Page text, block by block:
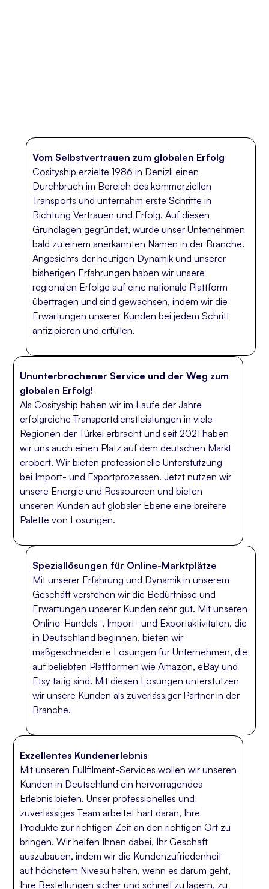
Vom Selbstvertrauen zum globalen Erfolg
Cosityship erzielte 1986 in Denizli einen
Durchbruch im Bereich des kommerziellen
Transports und unternahm erste Schritte in
Richtung Vertrauen und Erfolg. Auf diesen
Grundlagen gegründet, wurde unser Unternehmen
bald zu einem anerkannten Namen in der Branche.
Angesichts der heutigen Dynamik und unserer
bisherigen Erfahrungen haben wir unsere
regionalen Erfolge auf eine nationale Plattform
übertragen und sind gewachsen, indem wir die
Erwartungen unserer Kunden bei jedem Schritt
antizipieren und erfüllen.
Ununterbrochener Service und der Weg zum
globalen Erfolg!
Als Cosityship haben wir im Laufe der Jahre
erfolgreiche Transportdienstleistungen in viele
Regionen der Türkei erbracht und seit 2021 haben
wir uns auch einen Platz auf dem deutschen Markt
erobert. Wir bieten professionelle Unterstützung
bei Import- und Exportprozessen. Jetzt nutzen wir
unsere Energie und Ressourcen und bieten
unseren Kunden auf globaler Ebene eine breitere
Palette von Lösungen.
Speziallösungen für Online-Marktplätze
Mit unserer Erfahrung und Dynamik in unserem
Geschäft verstehen wir die Bedürfnisse und
Erwartungen unserer Kunden sehr gut. Mit unseren
Online-Handels-, Import- und Exportaktivitäten, die
in Deutschland beginnen, bieten wir
maßgeschneiderte Lösungen für Unternehmen, die
auf beliebten Plattformen wie Amazon, eBay und
Etsy tätig sind. Mit diesen Lösungen unterstützen
wir unsere Kunden als zuverlässiger Partner in der
Branche.
Exzellentes Kundenerlebnis
Mit unseren Fullfilment-Services wollen wir unseren
Kunden in Deutschland ein hervorragendes
Erlebnis bieten. Unser professionelles und
zuverlässiges Team arbeitet hart daran, Ihre
Produkte zur richtigen Zeit an den richtigen Ort zu
bringen. Wir helfen Ihnen dabei, Ihr Geschäft
auszubauen, indem wir die Kundenzufriedenheit
auf höchstem Niveau halten, wenn es darum geht,
Ihre Bestellungen sicher und schnell zu lagern, zu